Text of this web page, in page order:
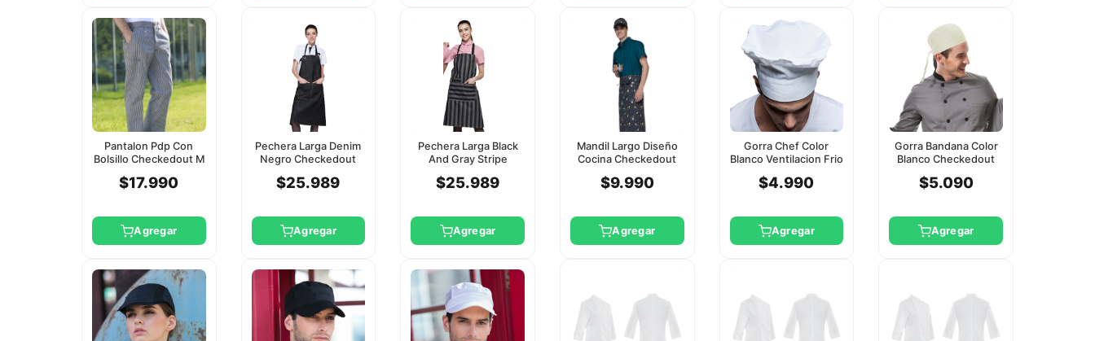
Pantalon Pdp Con
Bolsillo Checkedout M
$17.990
Agregar
Pechera Larga Denim
Negro Checkedout
$25.989
Agregar
Pechera Larga Black
And Gray Stripe
$25.989
Agregar
Mandil Largo Diseño
Cocina Checkedout
$9.990
Agregar
Gorra Chef Color
Blanco Ventilacion Frio
$4.990
Agregar
Gorra Bandana Color
Blanco Checkedout
$5.090
Agregar